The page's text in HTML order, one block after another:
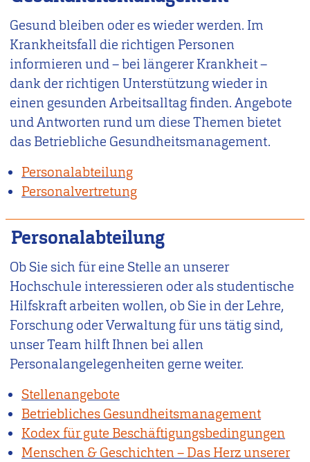
Gesund bleiben oder es wieder werden. Im
Krankheitsfall die richtigen Personen
informieren und – bei längerer Krankheit –
dank der richtigen Unterstützung wieder in
einen gesunden Arbeitsalltag finden. Angebote
und Antworten rund um diese Themen bietet
das Betriebliche Gesundheitsmanagement.
Personalabteilung
Personalvertretung
Personalabteilung
Ob Sie sich für eine Stelle an unserer
Hochschule interessieren oder als studentische
Hilfskraft arbeiten wollen, ob Sie in der Lehre,
Forschung oder Verwaltung für uns tätig sind,
unser Team hilft Ihnen bei allen
Personalangelegenheiten gerne weiter.
Stellenangebote
Betriebliches Gesundheitsmanagement
Kodex für gute Beschäftigungsbedingungen
Menschen & Geschichten – Das Herz unserer